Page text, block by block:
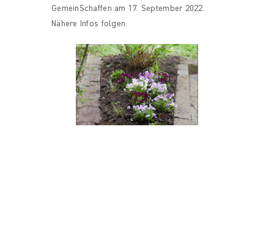
GemeinSchaffen am 17. September 2022.
Nähere Infos folgen.